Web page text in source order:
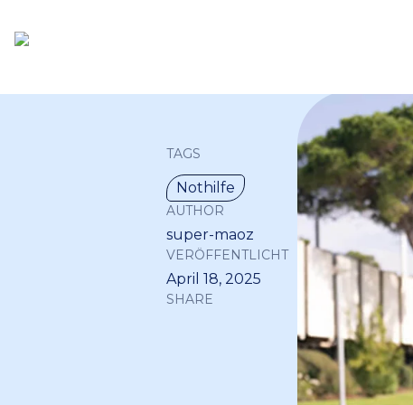
TAGS
Nothilfe
AUTHOR
super-maoz
VERÖFFENTLICHT
April 18, 2025
SHARE